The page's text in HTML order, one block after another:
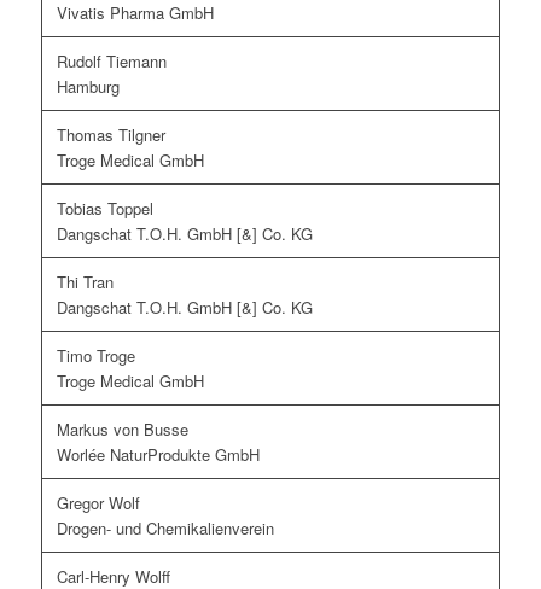
Vivatis Pharma GmbH
Rudolf Tiemann
Hamburg
Thomas Tilgner
Troge Medical GmbH
Tobias Toppel
Dangschat T.O.H. GmbH [&] Co. KG
Thi Tran
Dangschat T.O.H. GmbH [&] Co. KG
Timo Troge
Troge Medical GmbH
Markus von Busse
Worlée NaturProdukte GmbH
Gregor Wolf
Drogen- und Chemikalienverein
Carl-Henry Wolff